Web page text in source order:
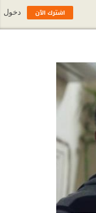
اشترك الآن دخول